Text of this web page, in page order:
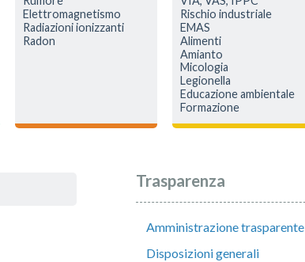
Elettromagnetismo
Radiazioni ionizzanti
Radon
Rischio industriale
EMAS
Alimenti
Amianto
Micologia
Legionella
Educazione ambientale
Formazione
Trasparenza
Amministrazione trasparente
Disposizioni generali